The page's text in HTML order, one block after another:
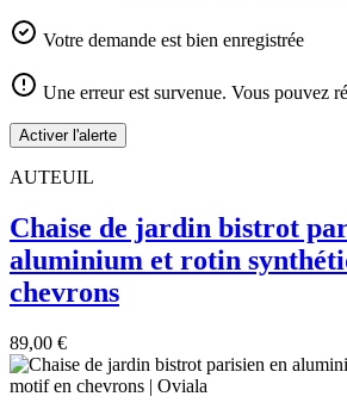
Votre demande est bien enregistrée
Une erreur est survenue. Vous pouvez
Activer l'alerte
AUTEUIL
Chaise de jardin bistrot
aluminium et rotin
chevrons
89,00 €